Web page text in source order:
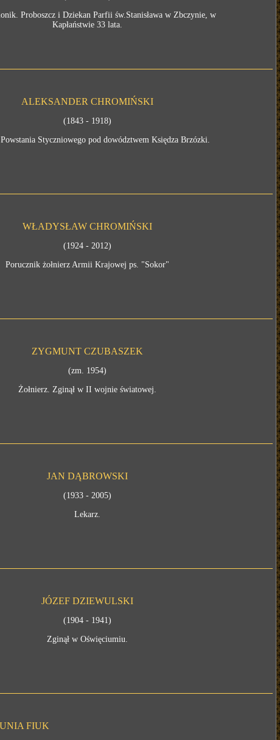
Proboszcz i Dziekan Parfii św.Stanisława w Zbczynie, w
Kapłaństwie 33 lata.
ALEKSANDER CHROMIŃSKI
(1843 - 1918)
Styczniowego pod dowództwem Księdza Brzózki.
WŁADYSŁAW CHROMIŃSKI
(1924 - 2012)
Porucznik żołnierz Armii Krajowej ps. "Sokor"
ZYGMUNT CZUBASZEK
(zm. 1954)
Żołnierz. Zginął w II wojnie światowej.
JAN DĄBROWSKI
(1933 - 2005)
Lekarz.
JÓZEF DZIEWULSKI
(1904 - 1941)
Zginął w Oświęciumiu.
FIUK